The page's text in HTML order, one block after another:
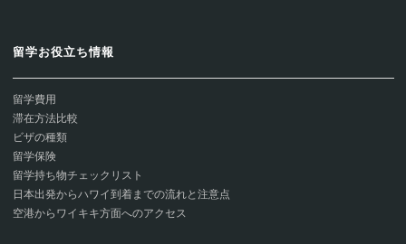
留学お役立ち情報
留学費用
滞在方法比較
ビザの種類
留学保険
留学持ち物チェックリスト
日本出発からハワイ到着までの流れと注意点
空港からワイキキ方面へのアクセス